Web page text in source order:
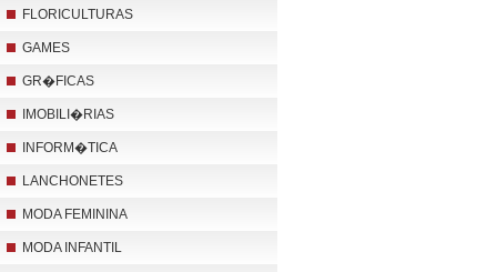
FLORICULTURAS
GAMES
GR�FICAS
IMOBILI�RIAS
INFORM�TICA
LANCHONETES
MODA FEMININA
MODA INFANTIL